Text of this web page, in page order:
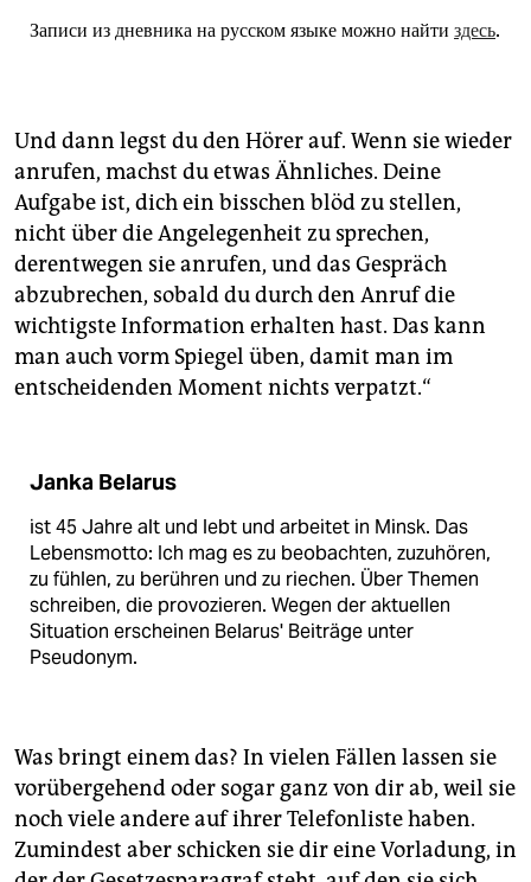
Записи из дневника на русском языке можно найти здесь.
Und dann legst du den Hörer auf. Wenn sie wieder
anrufen, machst du etwas Ähnliches. Deine
Aufgabe ist, dich ein bisschen blöd zu stellen,
nicht über die Angelegenheit zu sprechen,
derentwegen sie anrufen, und das Gespräch
abzubrechen, sobald du durch den Anruf die
wichtigste Information erhalten hast. Das kann
man auch vorm Spiegel üben, damit man im
entscheidenden Moment nichts verpatzt.“
Janka Belarus
ist 45 Jahre alt und lebt und arbeitet in Minsk. Das
Lebensmotto: Ich mag es zu beobachten, zuzuhören,
zu fühlen, zu berühren und zu riechen. Über Themen
schreiben, die provozieren. Wegen der aktuellen
Situation erscheinen Belarus' Beiträge unter
Pseudonym.
Was bringt einem das? In vielen Fällen lassen sie
vorübergehend oder sogar ganz von dir ab, weil sie
noch viele andere auf ihrer Telefonliste haben.
Zumindest aber schicken sie dir eine Vorladung, in